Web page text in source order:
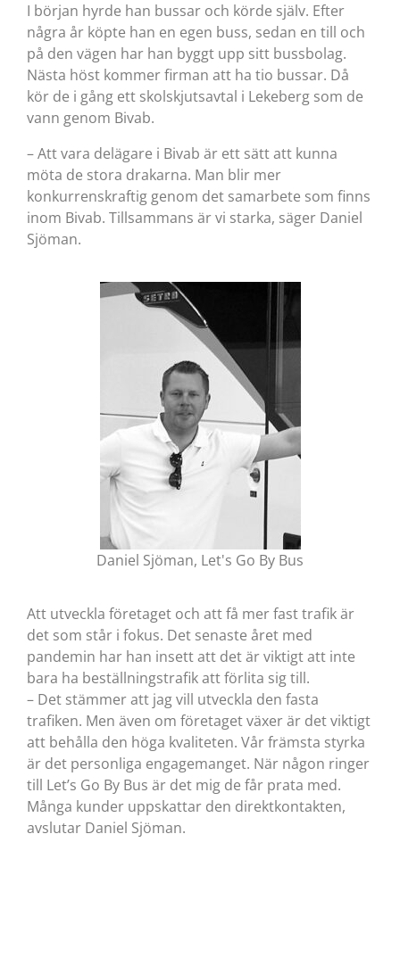
I början hyrde han bussar och körde själv. Efter
några år köpte han en egen buss, sedan en till och
på den vägen har han byggt upp sitt bussbolag.
Nästa höst kommer firman att ha tio bussar. Då
kör de i gång ett skolskjutsavtal i Lekeberg som de
vann genom Bivab.
– Att vara delägare i Bivab är ett sätt att kunna
möta de stora drakarna. Man blir mer
konkurrenskraftig genom det samarbete som finns
inom Bivab. Tillsammans är vi starka, säger Daniel
Sjöman.
Daniel Sjöman, Let's Go By Bus
Att utveckla företaget och att få mer fast trafik är
det som står i fokus. Det senaste året med
pandemin har han insett att det är viktigt att inte
bara ha beställningstrafik att förlita sig till.
– Det stämmer att jag vill utveckla den fasta
trafiken. Men även om företaget växer är det viktigt
att behålla den höga kvaliteten. Vår främsta styrka
är det personliga engagemanget. När någon ringer
till Let’s Go By Bus är det mig de får prata med.
Många kunder uppskattar den direktkontakten,
avslutar Daniel Sjöman.